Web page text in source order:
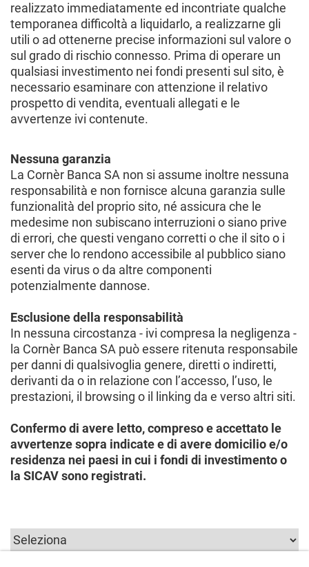
realizzato immediatamente ed incontriate qualche
temporanea difficoltà a liquidarlo, a realizzarne gli
utili o ad ottenerne precise informazioni sul valore o
sul grado di rischio connesso. Prima di operare un
qualsiasi investimento nei fondi presenti sul sito, è
necessario esaminare con attenzione il relativo
prospetto di vendita, eventuali allegati e le
avvertenze ivi contenute.
Nessuna garanzia
La Cornèr Banca SA non si assume inoltre nessuna
responsabilità e non fornisce alcuna garanzia sulle
funzionalità del proprio sito, né assicura che le
medesime non subiscano interruzioni o siano prive
di errori, che questi vengano corretti o che il sito o i
server che lo rendono accessibile al pubblico siano
esenti da virus o da altre componenti
potenzialmente dannose.
Esclusione della responsabilità
In nessuna circostanza - ivi compresa la negligenza -
la Cornèr Banca SA può essere ritenuta responsabile
per danni di qualsivoglia genere, diretti o indiretti,
derivanti da o in relazione con l’accesso, l’uso, le
prestazioni, il browsing o il linking da e verso altri siti.
Confermo di avere letto, compreso e accettato le
avvertenze sopra indicate e di avere domicilio e/o
residenza nei paesi in cui i fondi di investimento o
la SICAV sono registrati.